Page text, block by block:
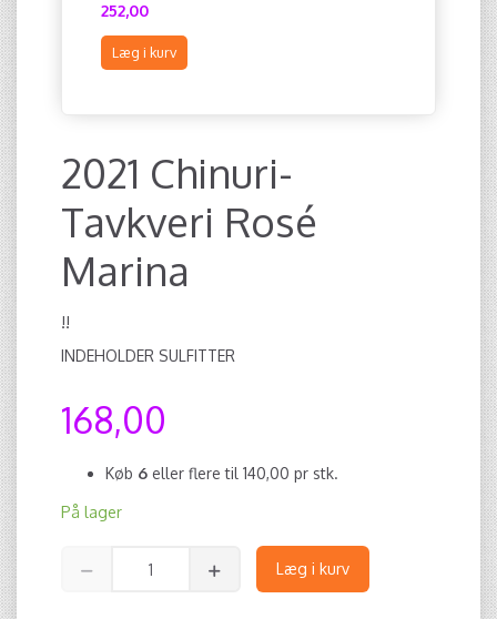
252,00
Læg i kurv Læg i
2021 Chinuri-
Tavkveri Rosé
Marina
!!
INDEHOLDER SULFITTER
168,00
Køb 6 eller flere til 140,00 pr stk.
På lager
Læg i kurv